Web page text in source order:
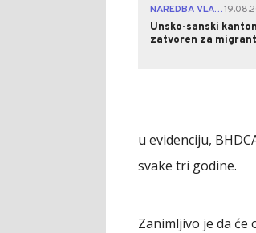
NAREDBA VLASTI
Unsko-sanski kanton
zatvoren za
u evidenciju,
svake tri godine.
Zanimljivo je da